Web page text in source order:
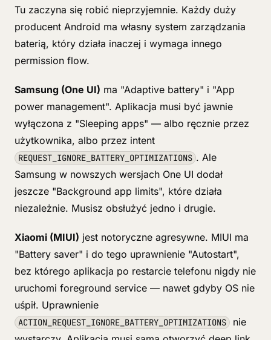
Tu zaczyna się robić nieprzyjemnie. Każdy duży
producent Android ma własny system zarządzania
baterią, który działa inaczej i wymaga innego
permission flow.
Samsung (One UI) ma "Adaptive battery" i "App
power management". Aplikacja musi być jawnie
wyłączona z "Sleeping apps" — albo ręcznie przez
użytkownika, albo przez intent
REQUEST_IGNORE_BATTERY_OPTIMIZATIONS . Ale
Samsung w nowszych wersjach One UI dodał
jeszcze "Background app limits", które działa
niezależnie. Musisz obsłużyć jedno i drugie.
Xiaomi (MIUI) jest notoryczne agresywne. MIUI ma
"Battery saver" i do tego uprawnienie "Autostart",
bez którego aplikacja po restarcie telefonu nigdy nie
uruchomi foreground service — nawet gdyby OS nie
uśpił. Uprawnienie
ACTION_REQUEST_IGNORE_BATTERY_OPTIMIZATIONS
nie